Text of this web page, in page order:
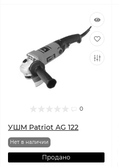
0
УШМ Patriot AG 122
Нет в наличии
Продано